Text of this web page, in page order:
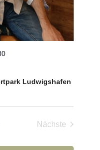
Ludwigshafen
Nächste